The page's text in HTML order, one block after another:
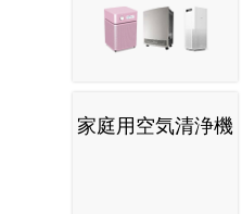
家庭用空気清浄機